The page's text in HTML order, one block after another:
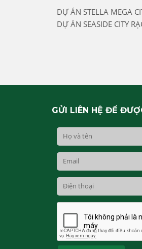
DỰ ÁN STELLA MEGA
DỰ ÁN SEASIDE CITY
GỬI LIÊN HỆ ĐỂ